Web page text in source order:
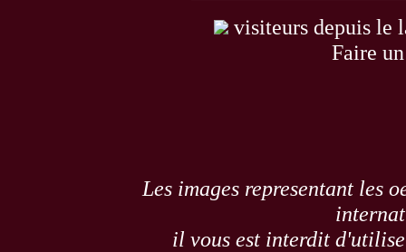
visiteurs depuis le
Faire
Les images representant les
il vous est interdit